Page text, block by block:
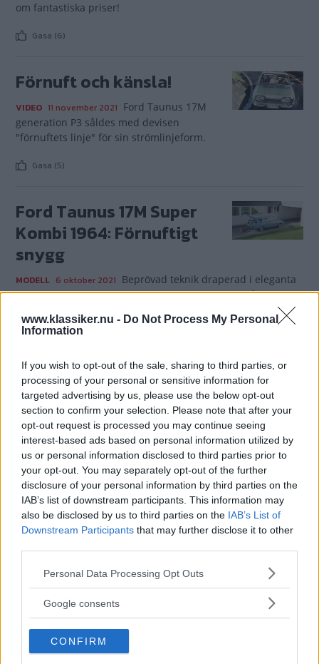
www.klassiker.nu - Do Not Process My Personal
Information
If you wish to opt-out of the sale, sharing to third parties, or
processing of your personal or sensitive information for
targeted advertising by us, please use the below opt-out
section to confirm your selection. Please note that after your
opt-out request is processed you may continue seeing
interest-based ads based on personal information utilized by
us or personal information disclosed to third parties prior to
your opt-out. You may separately opt-out of the further
disclosure of your personal information by third parties on the
IAB’s list of downstream participants. This information may
also be disclosed by us to third parties on the IAB’s List of
Downstream Participants that may further disclose it to other
Please note that this website/app uses one or more Google
not limited to your visit or usage behaviour. You may click to
use your data for below specified purposes in below Google
consent section.
Personal Data Processing Opt Outs
Google consents
CONFIRM
om fantastiska priser!
Gasa (6)
Förnuft och känsla!
VIDEO 11 november 2021 Ford Taunus 17M
generation P3 såldes med devisen
"förnuftets linje" för sin strömlinjeform.
Gasa (5)
Ford Taunus 17M Super
Kombi 1964: Förnuftigt
snygg
MODELL 6 oktober 2021 Beprövad teknik draperad i eleganta
linjer som lyste upp omvärlden med moderna strålkastare.
Taunus generation P3.
Taunus i bilder
BILDSPEL 7 december 2016 Går du i
Taunustankar? Missa då inte vår
djuplodande köpguide över Taunus 17M i senaste numret!
Här bjuder vi på lite Taunusbilder från reklamfotografernas
perspektiv.
Gasa (3)
Grattis Ford Taunus!
NAMNSDAGSBILEN 26 april 2009
Varje dag
firar vi en ny bilnamnsdag från
Klassikerkalendern. Idag när Terese och Teresia har
namnsdag fokuserar vi på Taunus.
Gasa (5)